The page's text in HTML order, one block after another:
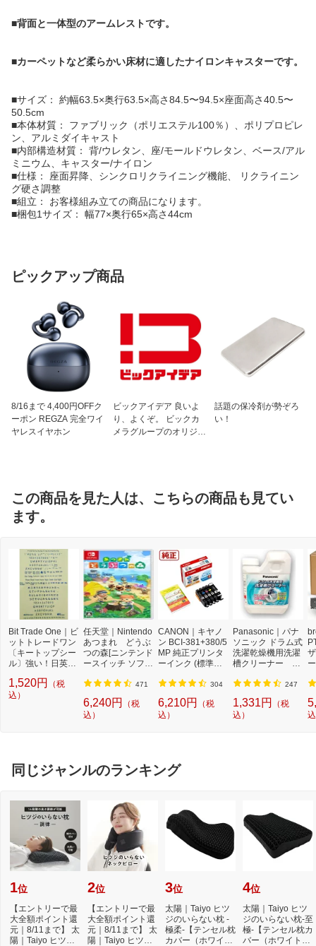
■背面と一体型のアームレストです。
■カーペットなど柔らかい床材に適したナイロンキャスターです。
■サイズ： 約幅63.5×奥行63.5×高さ84.5〜94.5×座面高さ40.5〜
50.5cm
■本体材質： ファブリック（ポリエステル100％）、ポリプロピレ
ン、アルミダイキャスト
■内部構造材質： 背/ウレタン、座/モールドウレタン、ベース/アル
ミニウム、キャスター/ナイロン
■仕様： 座面昇降、シンクロリクライニング機能、 リクライニン
グ硬さ調整
■組立： お客様組み立ての商品になります。
■梱包1サイズ： 幅77×奥行65×高さ44cm
ピックアップ商品
8/16まで 4,400円OFFク
ーポン REGZA 完全ワイ
ヤレスイヤホン
ビックアイデア 良いよ
り、よくぞ。 ビックカ
メラグループのオリジナ
話題の保冷剤が勢ぞろ
い！
この商品を見た人は、こちらの商品も見てい
ます。
Bit Trade One｜ビ
ットトレードワン
〔キートップシー
ル〕強い！日英対
プシールセット ブ
ルー DYKTSBL
1,520円
（税
込）
任天堂｜Nintendo
あつまれ どうぶ
つの森[ニンテンド
ースイッチ ソフ
471
6,240円
（税
込）
CANON｜キヤノ
ン BCI-381+380/5
MP 純正プリンタ
ーインク (標準容
3813805MP] 304
6,210円
（税
込）
Panasonic｜パナ
ソニック ドラム式
洗濯乾燥機用洗濯
槽クリーナー N-
機 洗浄 洗剤 750m
247
1,331円
（税
込）
T
同じジャンルのランキング
1位
【エントリーで最
大全額ポイント還
元｜8/11まで】 太
陽｜Taiyo ヒツジ
2位
【エントリーで最
大全額ポイント還
元｜8/11まで】 太
陽｜Taiyo ヒツジ
3位
太陽｜Taiyo ヒツ
ジのいらない枕 -
極柔-【テンセル枕
カバー（ホワイ
4位
太陽｜Taiyo ヒツ
ジのいらない枕-至
極-【テンセル枕カ
バー（ホワイト）